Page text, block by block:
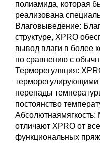
полиамида, которая
реализована
Влаговыведение:
структуре, XPRO
вывод влаги в более
по сравнению с
Терморегуляция:
перепады
постоянство
Абсолютнаямягкость:
отличают XPRO от
функциональных